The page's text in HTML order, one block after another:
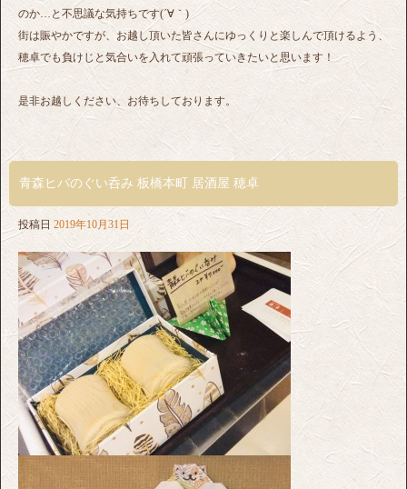
のか…と不思議な気持ちです(´∀｀)
街は賑やかですが、お越し頂いた皆さんにゆっくりと楽しんで頂けるよう、
穂卓でも負けじと気合いを入れて頑張っていきたいと思います！
是非お越しください、お待ちしております。
青森ヒバのぐい呑み 板橋本町 居酒屋 穂卓
投稿日 2019年10月31日